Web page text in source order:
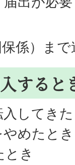
係）ま
すると
してき
めたとき
き